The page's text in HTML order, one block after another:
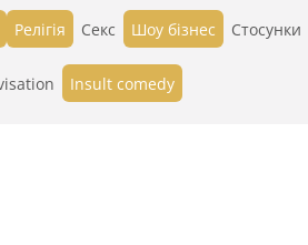
Релігія Секс Шоу бізнес Стосунки
Insult comedy